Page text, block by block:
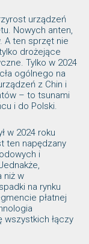
urządzeń
Nowych anten,
A ten sprzęt nie
drożejące
Tylko w 2024
ogólnego na
z Chin i
– to tsunami
i do Polski.
w 2024 roku
ten napędzany
i
niż w
na rynku
płatnej
wszystkich łączy